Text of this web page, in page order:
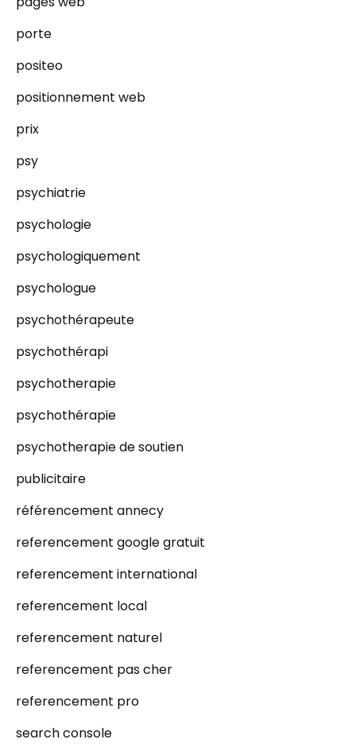
porte
positeo
positionnement web
prix
psy
psychiatrie
psychologie
psychologiquement
psychologue
psychothérapeute
psychothérapi
psychotherapie
psychothérapie
psychotherapie de soutien
publicitaire
référencement annecy
referencement google gratuit
referencement international
referencement local
referencement naturel
referencement pas cher
referencement pro
search console